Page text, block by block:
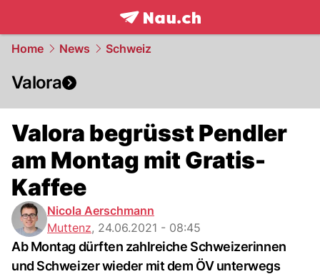
frontpage.NAU.ch
Home News Schweiz
Valora
Valora begrüsst Pendler
am Montag mit Gratis-
Kaffee
Nicola Aerschmann
Muttenz, 24.06.2021 - 08:45
Ab Montag dürften zahlreiche Schweizerinnen
und Schweizer wieder mit dem ÖV unterwegs